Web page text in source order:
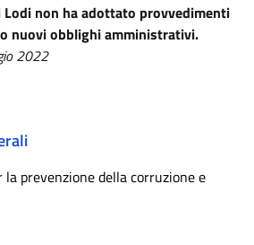
Lodi non ha adottato provvedimenti
nuovi obblighi amministrativi.
2022
prevenzione della corruzione e